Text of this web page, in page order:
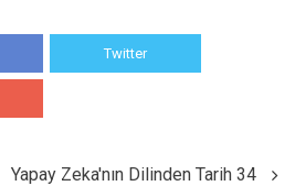
Twitter
Yapay Zeka'nın Dilinden Tarih 34